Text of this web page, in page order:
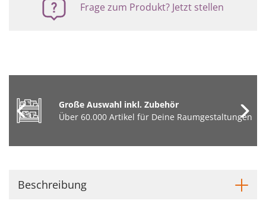
Frage zum Produkt? Jetzt stellen
Große Auswahl inkl. Zubehör
Über 60.000 Artikel für Deine Raumgestaltungen
Beschreibung